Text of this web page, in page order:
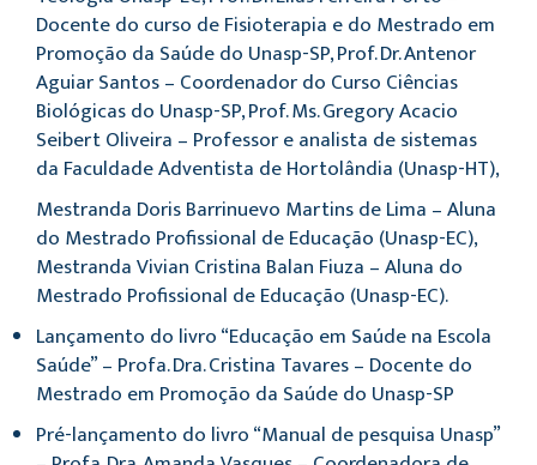
Docente do curso de Fisioterapia e do Mestrado em
Promoção da Saúde do Unasp-SP, Prof. Dr. Antenor
Aguiar Santos – Coordenador do Curso Ciências
Biológicas do Unasp-SP, Prof. Ms. Gregory Acacio
Seibert Oliveira – Professor e analista de sistemas
da Faculdade Adventista de Hortolândia (Unasp-HT),
Mestranda Doris Barrinuevo Martins de Lima – Aluna
do Mestrado Profissional de Educação (Unasp-EC),
Mestranda Vivian Cristina Balan Fiuza – Aluna do
Mestrado Profissional de Educação (Unasp-EC).
Lançamento do livro “Educação em Saúde na Escola
Saúde” – Profa. Dra. Cristina Tavares – Docente do
Mestrado em Promoção da Saúde do Unasp-SP
Pré-lançamento do livro “Manual de pesquisa Unasp”